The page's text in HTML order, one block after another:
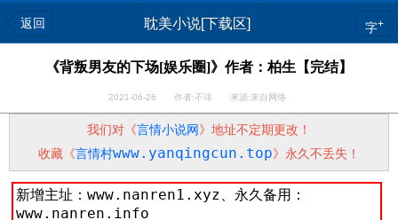
返回 耽美小说[下载区] 字+
《背叛男友的下场[娱乐圈]》作者：柏生【完结】
2021-06-26 作者:不详 来源:来自网络
我们对《言情小说网》地址不定期更改！
收藏《言情村www.yanqingcun.top》永久不丢失！